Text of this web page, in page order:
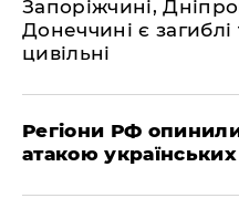
Запоріжчині,
Донеччині є загиблі
цивільні
Регіони РФ
атакою